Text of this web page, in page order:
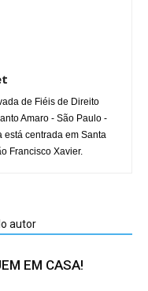
de Fiéis de Direito
Amaro - São Paulo -
está centrada em Santa
Francisco Xavier.
autor
EM CASA!